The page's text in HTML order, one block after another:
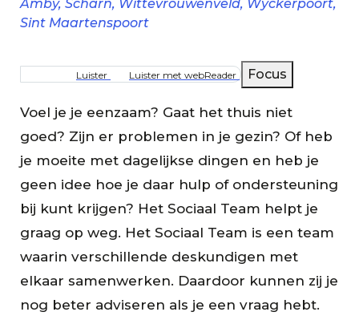
Kruimelpad
Amby, Scharn, Wittevrouwenveld, Wyckerpoort,
Sint Maartenspoort
Luister Luister met webReader Focus
Voel je je eenzaam? Gaat het thuis niet
goed? Zijn er problemen in je gezin? Of heb
je moeite met dagelijkse dingen en heb je
geen idee hoe je daar hulp of ondersteuning
bij kunt krijgen? Het Sociaal Team helpt je
graag op weg. Het Sociaal Team is een team
waarin verschillende deskundigen met
elkaar samenwerken. Daardoor kunnen zij je
nog beter adviseren als je een vraag hebt.